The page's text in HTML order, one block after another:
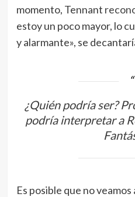
momento, Tennant
estoy un poco mayor, lo
y alarmante», se
¿Quién podría ser?
podría interpretar a
Es posible que no